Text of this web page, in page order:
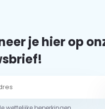
je hier op